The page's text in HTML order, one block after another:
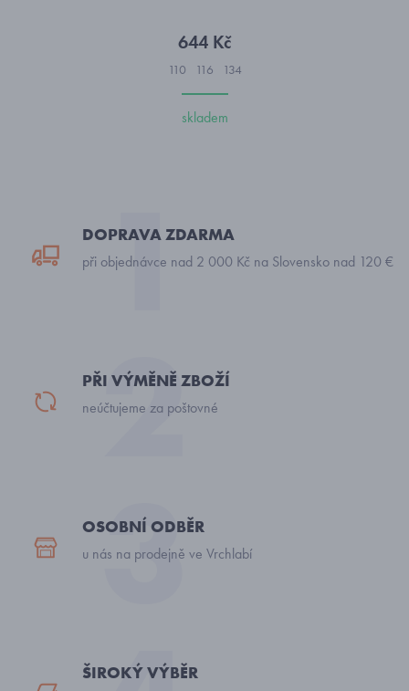
644 Kč
110 116 134
skladem
DOPRAVA ZDARMA
při objednávce nad 2 000 Kč na Slovensko nad 120 €
PŘI VÝMĚNĚ ZBOŽÍ
neúčtujeme za poštovné
OSOBNÍ ODBĚR
u nás na prodejně ve Vrchlabí
ŠIROKÝ VÝBĚR